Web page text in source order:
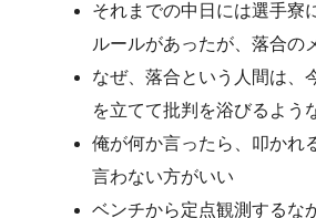
それまでの中日には選手
ルールがあったが、落合の
なぜ、落合という人間は、
を立てて批判を浴びるよう
俺が何か言ったら、叩かれ
言わない方がいい
ベンチから定点観測するな